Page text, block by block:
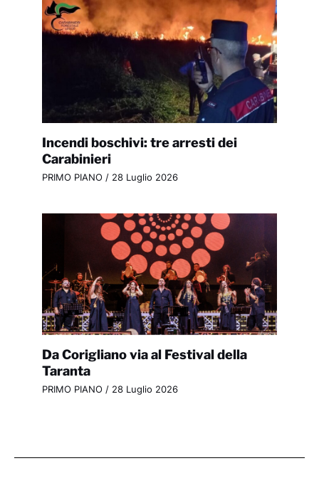
Incendi boschivi: tre arresti dei
Carabinieri
PRIMO PIANO / 28 Luglio 2026
Da Corigliano via al Festival della
Taranta
PRIMO PIANO / 28 Luglio 2026